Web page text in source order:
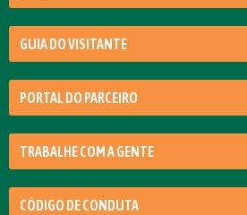
GUIA DO VISITANTE
PORTAL DO PARCEIRO
TRABALHE COM A GENTE
CÓDIGO DE CONDUTA